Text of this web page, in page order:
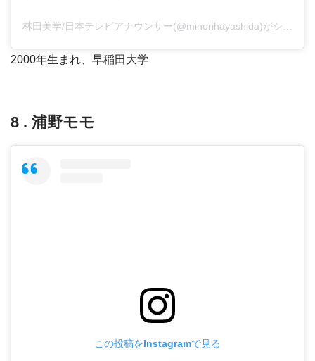
2000年生まれ、早稲田大学
8 . 浦野モモ
この投稿をInstagramで見る